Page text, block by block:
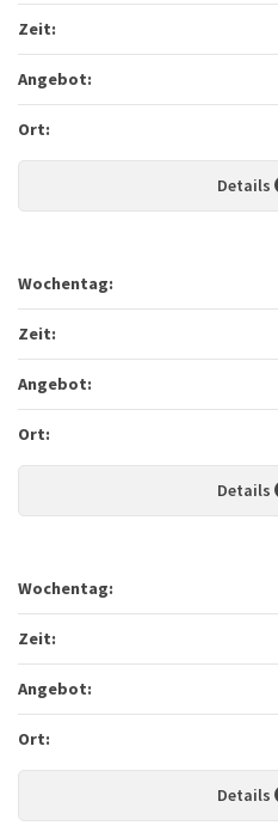
Zeit:
Angebot:
Ort:
Details
Wochentag:
Zeit:
Angebot:
Ort:
Details
Wochentag:
Zeit:
Angebot:
Ort:
Details